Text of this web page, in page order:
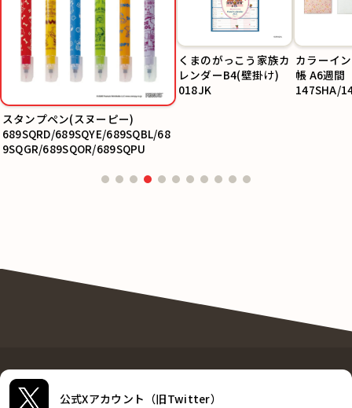
スタンプペン(スヌーピー)
689SQRD/689SQYE/689SQBL/68
9SQGR/689SQOR/689SQPU
くまのがっこう家族カ
レンダーB4(壁掛け)
018JK
カラーイ
帳 A6週間
147SHA/
公式Xアカウント（旧Twitter）